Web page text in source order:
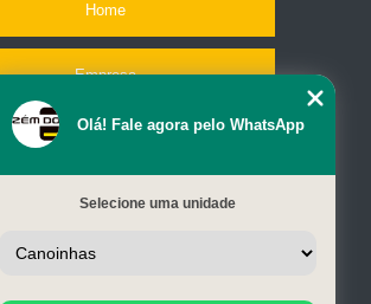
Home
Empresa
Serviços
Olá! Fale agora pelo WhatsApp
Selecione uma unidade